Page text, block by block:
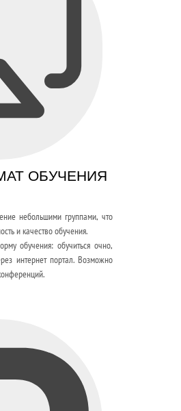
ОБУЧЕНИЯ
небольшими группами, что
и качество обучения.
обучения: обучиться очно,
интернет портал. Возможно